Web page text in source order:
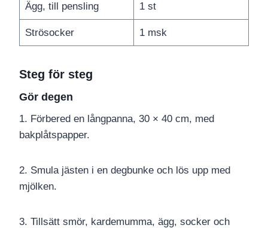
Ägg, till pensling 1 st
Strösocker 1 msk
Steg för steg
Gör degen
1. Förbered en långpanna, 30 × 40 cm, med
bakplåtspapper.
2. Smula jästen i en degbunke och lös upp med
mjölken.
3. Tillsätt smör, kardemumma, ägg, socker och